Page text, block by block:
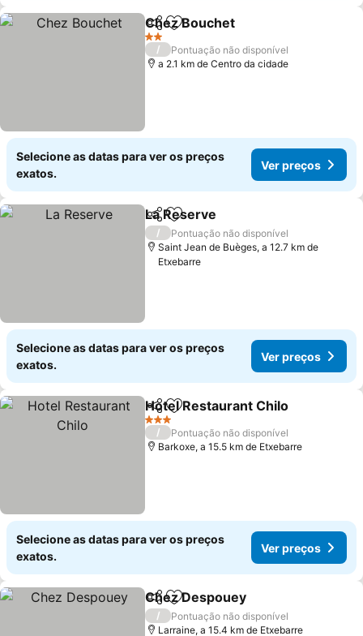
PartilharAdicionar aos favoritos
Chez Bouchet
2 Estrelas
/
Pontuação não disponível
a 2.1 km de Centro da cidade
Selecione as datas para ver os preços
exatos.
Ver preços
PartilharAdicionar aos favoritos
La Reserve
/
Pontuação não disponível
Saint Jean de Buèges, a 12.7 km de
Etxebarre
Selecione as datas para ver os preços
exatos.
Ver preços
PartilharAdicionar aos favoritos
Hotel Restaurant Chilo
3 Estrelas
/
Pontuação não disponível
Barkoxe, a 15.5 km de Etxebarre
Selecione as datas para ver os preços
exatos.
Ver preços
PartilharAdicionar aos favoritos
Chez Despouey
/
Pontuação não disponível
Larraine, a 15.4 km de Etxebarre